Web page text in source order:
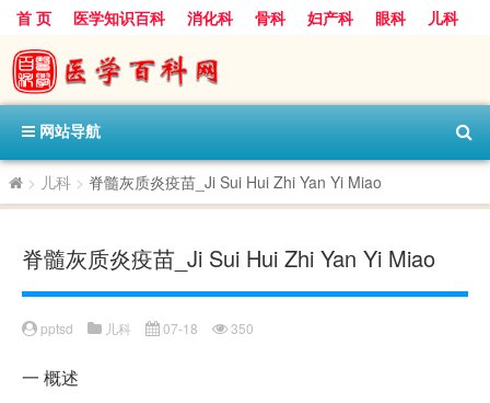
首 页 医学知识百科 消化科 骨科 妇产科 眼科
儿科
心血管病科
呼吸科 神经科
内分泌科
口腔科
网站导航
> 儿科 > 脊髓灰质炎疫苗_Ji Sui Hui Zhi Yan Yi Miao
脊髓灰质炎疫苗_Ji Sui Hui Zhi Yan Yi Miao
pptsd 儿科 07-18 350
一 概述